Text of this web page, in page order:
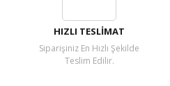
HIZLI TESLİMAT
Siparişiniz En Hızlı Şekilde
Teslim Edilir.